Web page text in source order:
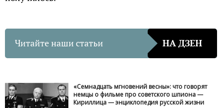
Читайте наши статьи НА ДЗЕН
«Семнадцать мгновений весны»: что говорят
немцы о фильме про советского шпиона —
Кириллица — энциклопедия русской жизни